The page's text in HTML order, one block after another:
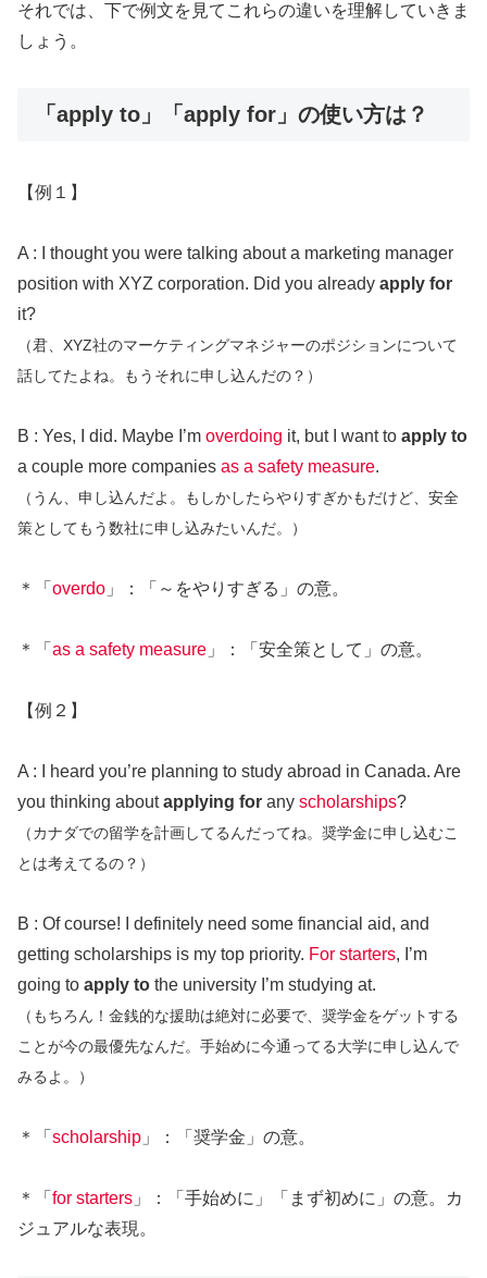
それでは、下で例文を見てこれらの違いを理解していきま
しょう。
「apply to」「apply for」の使い方は？
【例１】
A : I thought you were talking about a marketing manager
position with XYZ corporation. Did you already apply for
it?
（君、XYZ社のマーケティングマネジャーのポジションについて
話してたよね。もうそれに申し込んだの？）
B : Yes, I did. Maybe I’m overdoing it, but I want to apply to
a couple more companies as a safety measure.
（うん、申し込んだよ。もしかしたらやりすぎかもだけど、安全
策としてもう数社に申し込みたいんだ。）
＊「 overdo 」：「～をやりすぎる」の意。
＊「 as a safety measure 」：「安全策として」の意。
【例２】
A : I heard you’re planning to study abroad in Canada. Are
you thinking aboutapplying for any scholarships?
（カナダでの留学を計画してるんだってね。奨学金に申し込むこ
とは考えてるの？）
B : Of course! I definitely need some financial aid, and
getting scholarships is my top priority. For starters, I’m
going to apply to the university I’m studying at.
（もちろん！金銭的な援助は絶対に必要で、奨学金をゲットする
ことが今の最優先なんだ。手始めに今通ってる大学に申し込んで
みるよ。）
＊「 scholarship 」：「奨学金」の意。
＊「 for starters 」：「手始めに」「まず初めに」の意。カ
ジュアルな表現。